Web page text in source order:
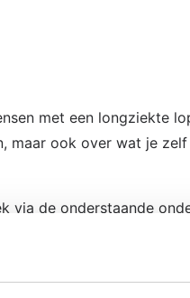
met een longziekte
maar ook over wat je
via de onderstaande